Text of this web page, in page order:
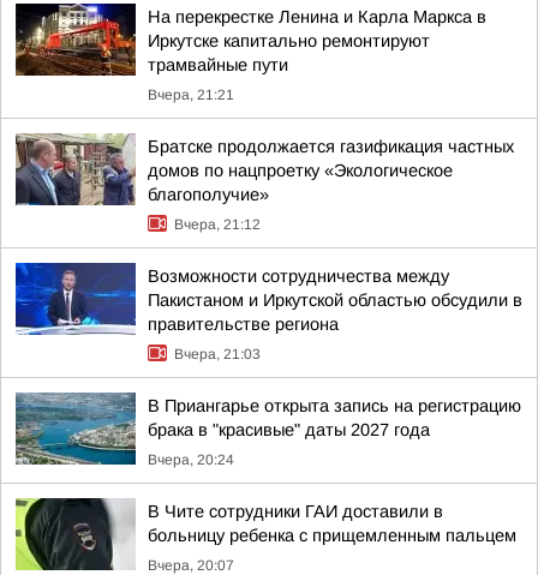
На перекрестке Ленина и Карла Маркса в
Иркутске капитально ремонтируют
трамвайные пути
Вчера, 21:21
Братске продолжается газификация частных
домов по нацпроетку «Экологическое
благополучие»
Вчера, 21:12
Возможности сотрудничества между
Пакистаном и Иркутской областью обсудили в
правительстве региона
Вчера, 21:03
В Приангарье открыта запись на регистрацию
брака в "красивые" даты 2027 года
Вчера, 20:24
В Чите сотрудники ГАИ доставили в
больницу ребенка с прищемленным пальцем
Вчера, 20:07